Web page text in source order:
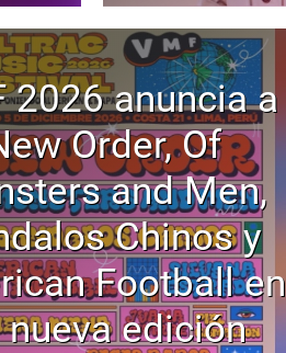
2026 anuncia a
Order, Of
and Men,
Chinos y
Football en
nueva edición